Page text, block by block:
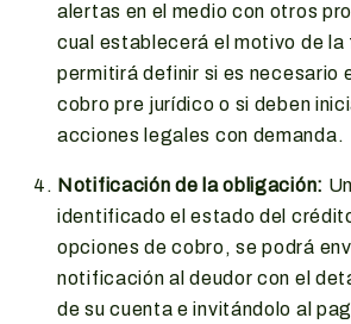
alertas en el medio con otros
cual establecerá el motivo de
permitirá definir si es necesario
cobro pre jurídico o si deben
acciones legales con demanda.
Notificación de la obligación:
identificado el estado del
opciones de cobro, se podrá
notificación al deudor con el
de su cuenta e invitándolo al